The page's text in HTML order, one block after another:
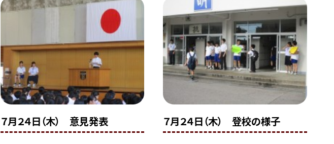
７月２４日（木） 意見発表 ７月２４日（木） 登校の様子